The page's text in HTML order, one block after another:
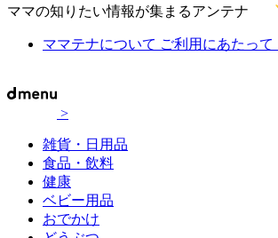
ママの知りたい情報が集まるアンテナ
ママテナについて ご利用にあたって
>
雑貨・日用品
食品・飲料
健康
ベビー用品
おでかけ